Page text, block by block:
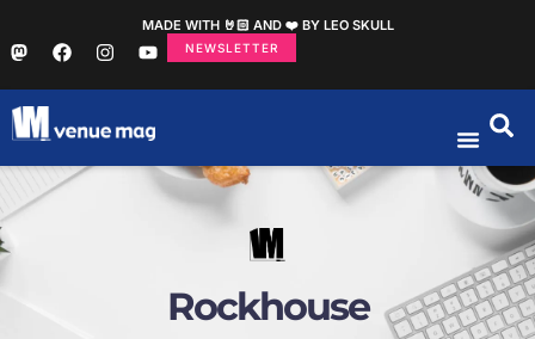
MADE WITH 🤘🏻 AND ❤️ BY LEO SKULL
NEWSLETTER
Rockhouse